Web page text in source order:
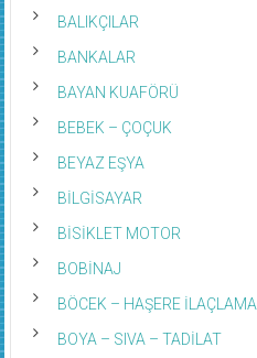
BALIKÇILAR
BANKALAR
BAYAN KUAFÖRÜ
BEBEK – ÇOÇUK
BEYAZ EŞYA
BİLGİSAYAR
BİSİKLET MOTOR
BOBİNAJ
BÖCEK – HAŞERE İLAÇLAMA
BOYA – SIVA – TADİLAT